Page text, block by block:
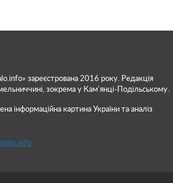
зареєстрована 2016 року. Редакція
зокрема у Кам'янці-Подільському.
інформаційна картина України та аналіз